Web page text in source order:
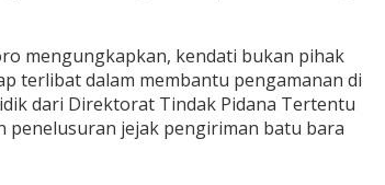
mengungkapkan, kendati bukan pihak
terlibat dalam membantu pengamanan di
dari Direktorat Tindak Pidana Tertentu
jejak pengiriman batu bara